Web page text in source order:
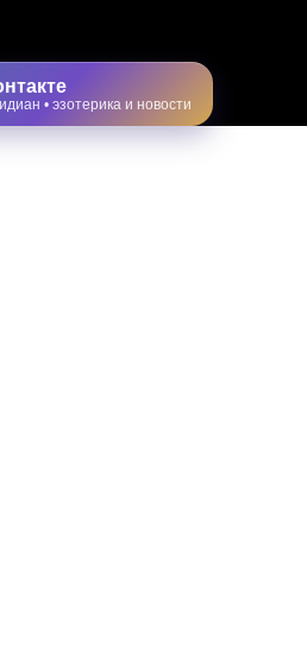
• эзотерика и новости